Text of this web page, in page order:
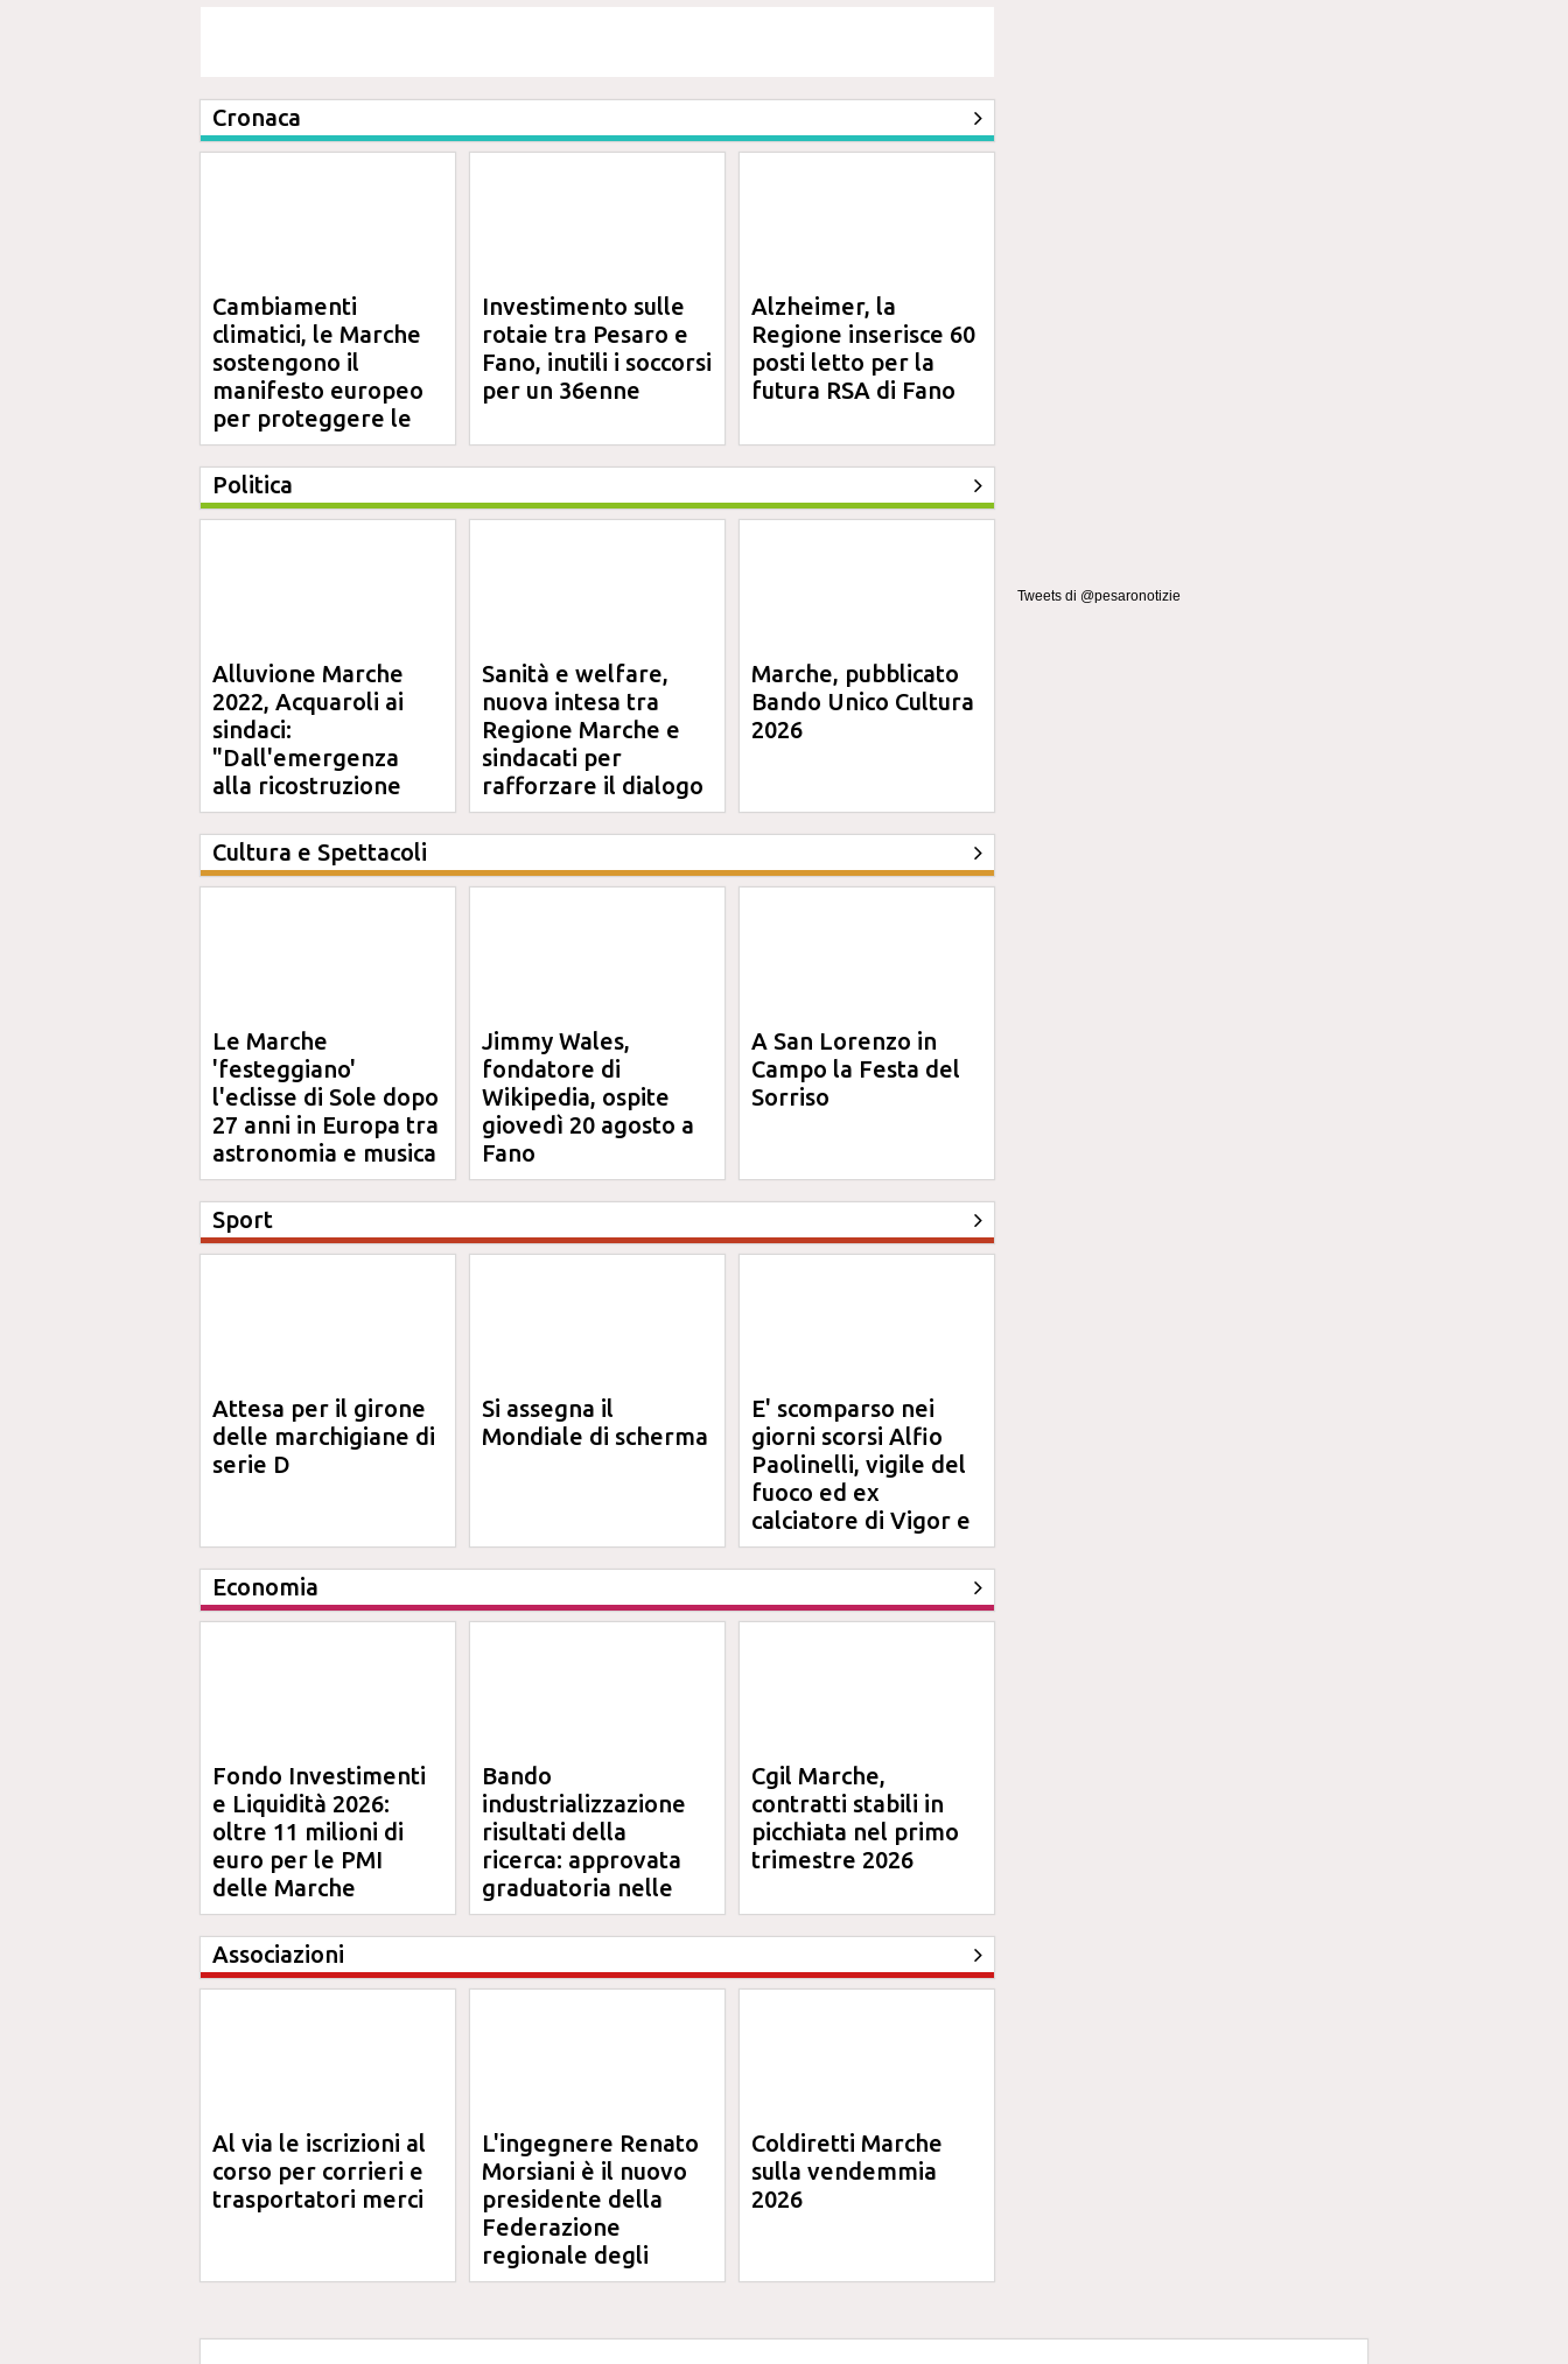
Cronaca
Cambiamenti
climatici, le Marche
sostengono il
manifesto europeo
per proteggere le
aree costiere
Investimento sulle
rotaie tra Pesaro e
Fano, inutili i soccorsi
per un 36enne
Alzheimer, la
Regione inserisce 60
posti letto per la
futura RSA di Fano
Politica
Alluvione Marche
2022, Acquaroli ai
sindaci:
"Dall'emergenza
alla ricostruzione
definitiva"
Sanità e welfare,
nuova intesa tra
Regione Marche e
sindacati per
rafforzare il dialogo
Marche, pubblicato
Bando Unico Cultura
2026
Cultura e Spettacoli
Le Marche
'festeggiano'
l'eclisse di Sole dopo
27 anni in Europa tra
astronomia e musica
Jimmy Wales,
fondatore di
Wikipedia, ospite
giovedì 20 agosto a
Fano
A San Lorenzo in
Campo la Festa del
Sorriso
Sport
Attesa per il girone
delle marchigiane di
serie D
Si assegna il
Mondiale di scherma
E' scomparso nei
giorni scorsi Alfio
Paolinelli, vigile del
fuoco ed ex
calciatore di Vigor e
Jesina
Economia
Fondo Investimenti
e Liquidità 2026:
oltre 11 milioni di
euro per le PMI
delle Marche
Bando
industrializzazione
risultati della
ricerca: approvata
graduatoria nelle
Marche
Cgil Marche,
contratti stabili in
picchiata nel primo
trimestre 2026
Associazioni
Al via le iscrizioni al
corso per corrieri e
trasportatori merci
L'ingegnere Renato
Morsiani è il nuovo
presidente della
Federazione
regionale degli
Ordini degli
Marche
Coldiretti Marche
sulla vendemmia
2026
Tweets di @pesaronotizie